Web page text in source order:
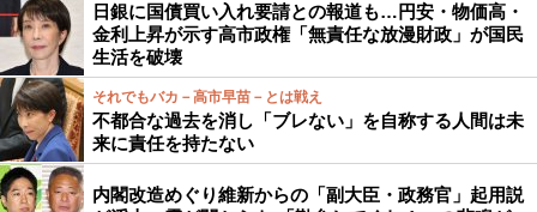
日銀に国債買い入れ要請との報道も…円安・物価高・
金利上昇が示す高市政権「無責任な放漫財政」が国民
生活を破壊
それでもバカ－高市早苗－とは戦え
不都合な過去を消し「ブレない」を自称する人間は未
来に責任を持たない
内閣改造めぐり維新からの「副大臣・政務官」起用説